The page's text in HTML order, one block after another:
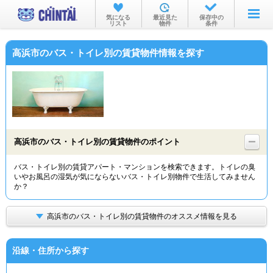
お部屋を探す
沿線・駅から
物件特集から
TOP
気になる
リスト
最近見た
物件
保存中の
条件
高浜市のバス・トイレ別の賃貸物件情報を探す
高浜市のバス・トイレ別の賃貸物件のポイント
バス・トイレ別の賃貸アパート・マンションを検索できます。トイレの臭
いやお風呂の湿気が気にならないバス・トイレ別物件で生活してみません
か？
高浜市のバス・トイレ別の賃貸物件のオススメ情報を見る
沿線・住所から探す